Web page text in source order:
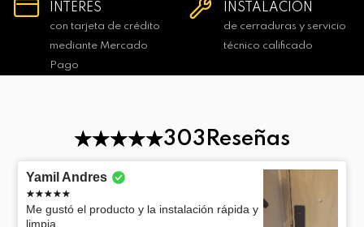
INTERÉS
con tarjeta de crédito
mediante Mercado
Pago
INSTALACIÓN
de cerraduras y servicio
técnico calificado
303Reseñas
Yamil Andres
Me gustó el producto y la instalación rápida y
limpia.